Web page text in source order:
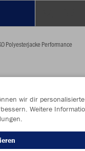
Polyesterjacke Performance
wir dir personalisierte
Weitere